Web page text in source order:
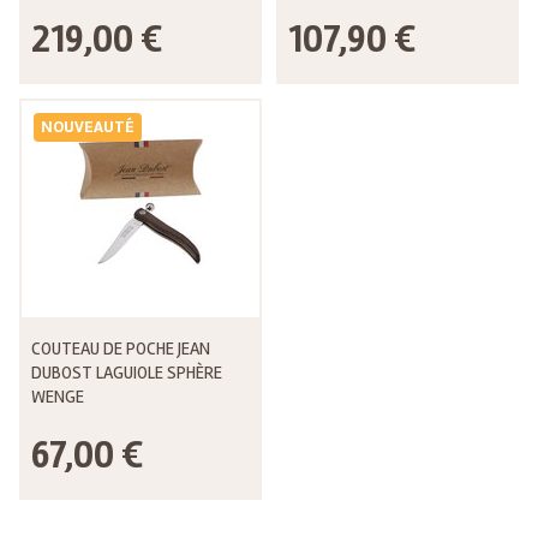
219,00 € 107,90 €
NOUVEAUTÉ
COUTEAU DE POCHE JEAN
DUBOST LAGUIOLE SPHÈRE
WENGE
67,00 €